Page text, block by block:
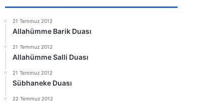
21 Temmuz 2012
Allahümme Barik Duası
21 Temmuz 2012
Allahümme Salli Duası
21 Temmuz 2012
Sübhaneke Duası
22 Temmuz 2012